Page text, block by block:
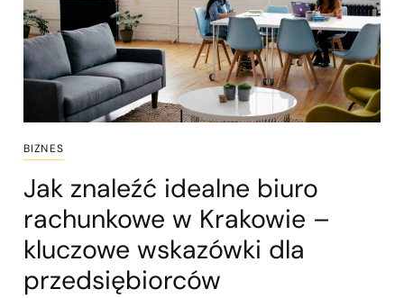
BIZNES
Jak znaleźć idealne biuro
rachunkowe w Krakowie –
kluczowe wskazówki dla
przedsiębiorców